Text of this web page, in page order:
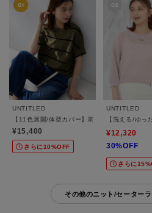
UNTITLED
【11色展開/体型カバー】前後2WAYフレンチス
¥15,400
さらに10%OFF
UNTITLED
【洗える/ゆっ
¥12,320
30%OFF
さらに
その他のニット/セーター